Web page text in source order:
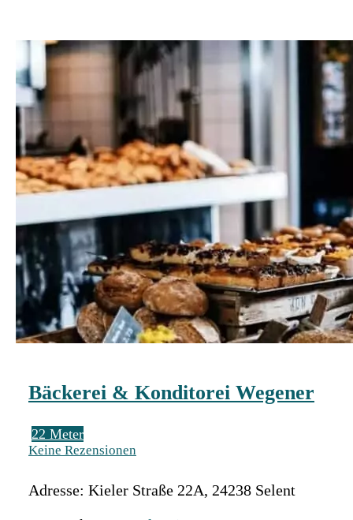
Bäckerei & Konditorei Wegener
22 Meter
Keine Rezensionen
Adresse: Kieler Straße 22A, 24238 Selent